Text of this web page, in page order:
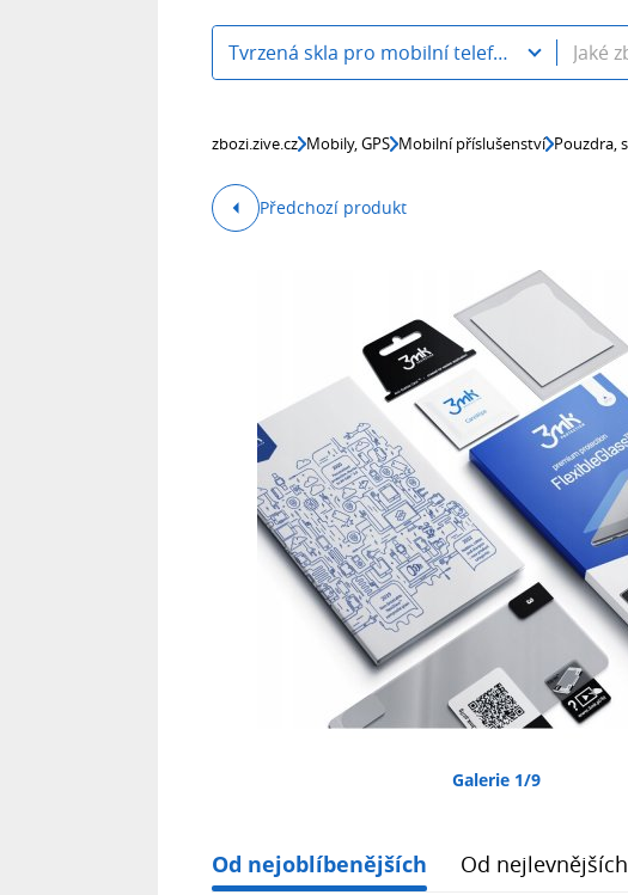
Tvrzená skla pro mobilní telefony
zbozi.zive.cz Mobily, GPS Mobilní příslušenství Pouzdra,
Předchozí produkt
Galerie 1/9
Od nejoblíbenějších Od nejlevnějších